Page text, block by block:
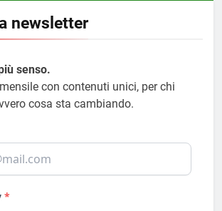
newsletter
senso.
con contenuti unici, per chi
cosa sta cambiando.